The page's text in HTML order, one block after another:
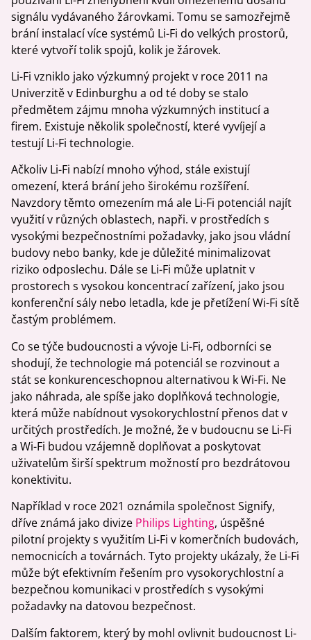
signálu vydávaného žárovkami. Tomu se samozřejmě
brání instalací více systémů Li-Fi do velkých prostorů,
které vytvoří tolik spojů, kolik je žárovek.
Li-Fi vzniklo jako výzkumný projekt v roce 2011 na
Univerzitě v Edinburghu a od té doby se stalo
předmětem zájmu mnoha výzkumných institucí a
firem. Existuje několik společností, které vyvíjejí a
testují Li-Fi technologie.
Ačkoliv Li-Fi nabízí mnoho výhod, stále existují
omezení, která brání jeho širokému rozšíření.
Navzdory těmto omezením má ale Li-Fi potenciál najít
využití v různých oblastech, napři. v prostředích s
vysokými bezpečnostními požadavky, jako jsou vládní
budovy nebo banky, kde je důležité minimalizovat
riziko odposlechu. Dále se Li-Fi může uplatnit v
prostorech s vysokou koncentrací zařízení, jako jsou
konferenční sály nebo letadla, kde je přetížení Wi-Fi sítě
častým problémem.
Co se týče budoucnosti a vývoje Li-Fi, odborníci se
shodují, že technologie má potenciál se rozvinout a
stát se konkurenceschopnou alternativou k Wi-Fi. Ne
jako náhrada, ale spíše jako doplňková technologie,
která může nabídnout vysokorychlostní přenos dat v
určitých prostředích. Je možné, že v budoucnu se Li-Fi
a Wi-Fi budou vzájemně doplňovat a poskytovat
uživatelům širší spektrum možností pro bezdrátovou
konektivitu.
Například v roce 2021 oznámila společnost Signify,
dříve známá jako divize Philips Lighting, úspěšné
pilotní projekty s využitím Li-Fi v komerčních budovách,
nemocnicích a továrnách. Tyto projekty ukázaly, že Li-Fi
může být efektivním řešením pro vysokorychlostní a
bezpečnou komunikaci v prostředích s vysokými
požadavky na datovou bezpečnost.
Dalším faktorem, který by mohl ovlivnit budoucnost Li-